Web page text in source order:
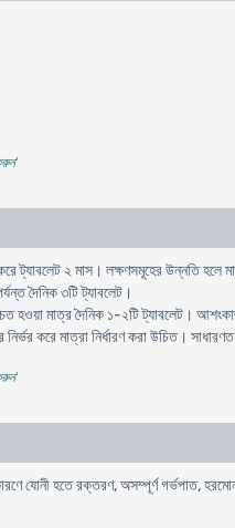
'
ট্যাবলেট ২ মাস। লক্ষণসমূহের উন্নতি হলে
দৈনিক ৩টি ট্যাবলেট।
হওয়া মাত্র দৈনিক ১-২টি ট্যাবলেট।
করে মাত্রা নির্ধারণ করা উচিত।
'
যোনী হতে রক্তরণ, অসম্পূর্ণ গর্ভপাত,